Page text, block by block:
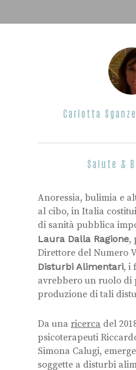
Carlotta
Salute &
Anoressia, bulimia e
al cibo, in Italia
di sanità pubblica
Laura Dalla Ragione,
Direttore del Numero
Disturbi Alimentari, i
avrebbero un ruolo
produzione di tali
Da una ricerca del
psicoterapeuti
Simona Calugi,
soggette a disturbi